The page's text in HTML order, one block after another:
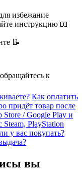
избежание
инструкцию 📖
📝
к
Как оплатить
придёт товар после
Store / Google Play и
PlayStation
у вас покупать?
вы